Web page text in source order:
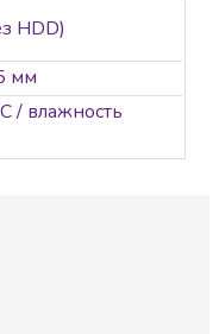
HDD)
мм
/ влажность